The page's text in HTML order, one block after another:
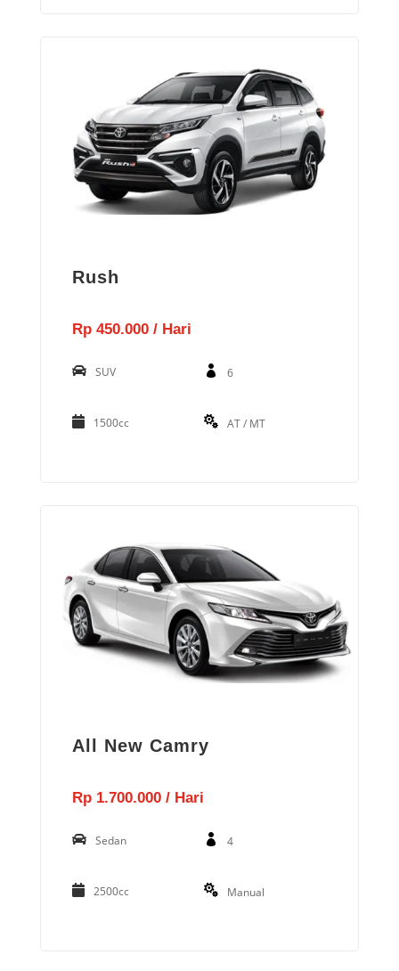
Rush
Rp 450.000 / Hari
SUV 6
1500cc AT / MT
All New Camry
Rp 1.700.000 / Hari
Sedan 4
2500cc Manual